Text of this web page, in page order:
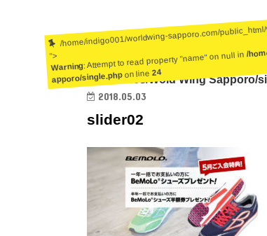
Warning: Undefined array key 0 in
ent/themes/Wold Wing Sapporo/
/home/indigo001/worldwing-sapporo.com/
">
Warning: Attempt to read property "name" on null in
/
apporo/single.phpon line24
2018.05.03
slider02